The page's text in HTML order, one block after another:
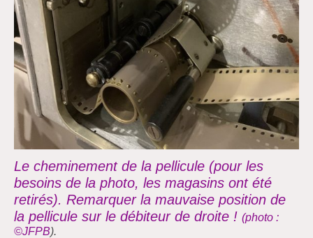
Le cheminement de la pellicule (pour les
besoins de la photo, les magasins ont été
retirés). Remarquer la mauvaise position de
la pellicule sur le débiteur de droite ! (photo :
©JFPB).